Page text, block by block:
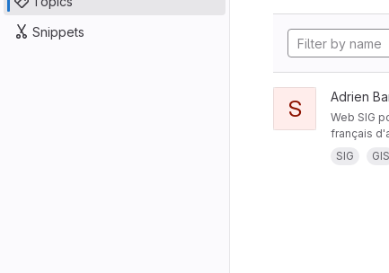
Snippets
S Adrien
Web SIG
français
SIG
GIS